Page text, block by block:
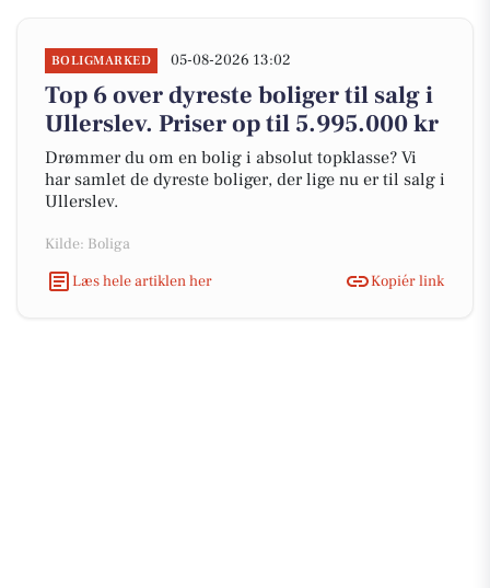
BOLIGMARKED 05-08-2026 13:02
Top 6 over dyreste boliger til salg i
Ullerslev. Priser op til 5.995.000 kr
Drømmer du om en bolig i absolut topklasse? Vi
har samlet de dyreste boliger, der lige nu er til salg i
Ullerslev.
Kilde: Boliga
Læs hele artiklen her
Kopiér link